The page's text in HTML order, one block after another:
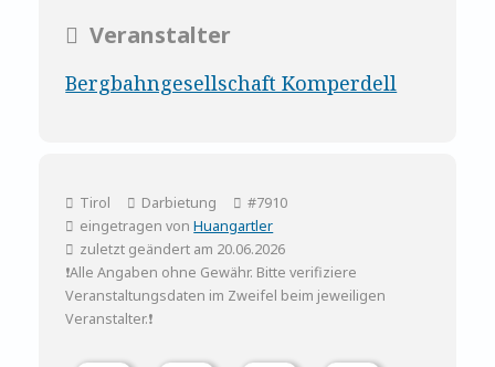
Veranstalter
Bergbahngesellschaft Komperdell
Tirol Darbietung
#7910
eingetragen vonHuangartler
zuletzt geändert am 20.06.2026
❗Alle Angaben ohne Gewähr. Bitte verifiziere
Veranstaltungsdaten im Zweifel beim jeweiligen
Veranstalter.❗